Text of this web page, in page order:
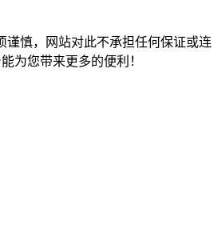
谨慎，网站对此不承担任何保证或连
为您带来更多的便利！